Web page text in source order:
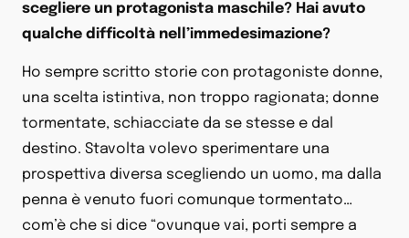
scegliere un protagonista maschile? Hai avuto
qualche difficoltà nell’immedesimazione?
Ho sempre scritto storie con protagoniste donne,
una scelta istintiva, non troppo ragionata; donne
tormentate, schiacciate da se stesse e dal
destino. Stavolta volevo sperimentare una
prospettiva diversa scegliendo un uomo, ma dalla
penna è venuto fuori comunque tormentato…
com’è che si dice “ovunque vai, porti sempre a